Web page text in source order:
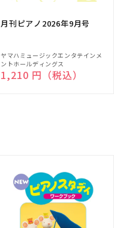
月刊ピアノ2026年9月号
販
売
元:
ヤマハミュージックエンタテインメ
ントホールディングス
通常価格
1,210 円（税込）